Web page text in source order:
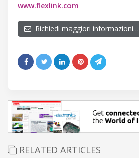
www.flexlink.com
Richiedi maggiori informazioni…
RELATED ARTICLES